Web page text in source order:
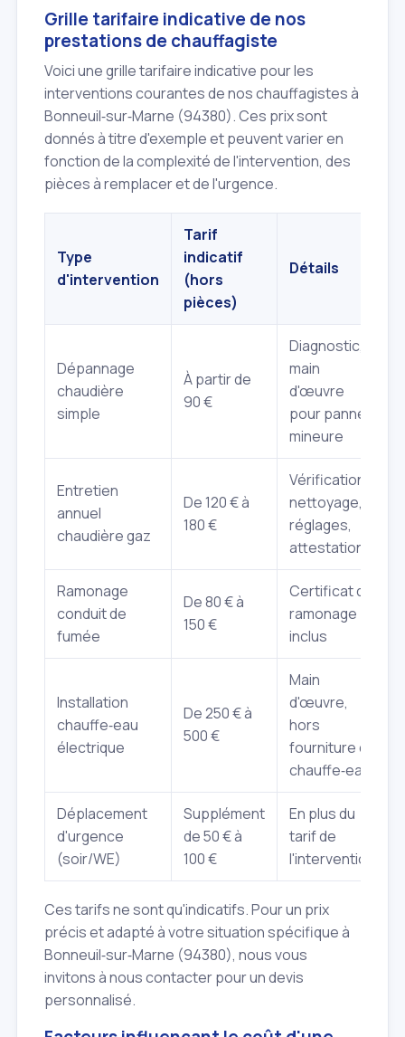
Grille tarifaire indicative de nos
prestations de chauffagiste
Voici une grille tarifaire indicative pour les
interventions courantes de nos chauffagistes à
Bonneuil‑sur‑Marne (94380). Ces prix sont
donnés à titre d'exemple et peuvent varier en
fonction de la complexité de l'intervention, des
pièces à remplacer et de l'urgence.
Type
d'intervention
Tarif
indicatif
(hors
pièces)
Détails
Dépannage
chaudière
simple
À partir de
90 €
Diagnostic,
main
d'œuvre
pour panne
mineure
Entretien
annuel
chaudière gaz
De 120 € à
180 €
Vérification,
nettoyage,
réglages,
attestation
Ramonage
conduit de
fumée
De 80 € à
150 €
Certificat de
ramonage
inclus
Installation
chauffe‑eau
électrique
De 250 € à
500 €
Main
d'œuvre,
hors
fourniture du
chauffe‑eau
Déplacement
d'urgence
(soir/WE)
Supplément
de 50 € à
100 €
En plus du
tarif de
l'intervention
Ces tarifs ne sont qu'indicatifs. Pour un prix
précis et adapté à votre situation spécifique à
Bonneuil‑sur‑Marne (94380), nous vous
invitons à nous contacter pour un devis
personnalisé.